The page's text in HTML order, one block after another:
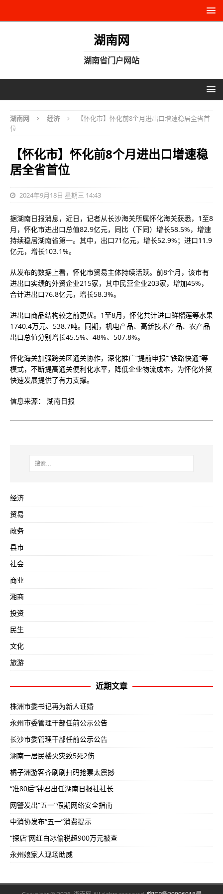
湖南网
湖南省门户网站
湖南网 经济
【怀化市】怀化前8个月进出口增速稳居全省首
位
【怀化市】怀化前8个月进出口增速稳
居全省首位
2024年9月18日 星期三 14:43
据湖南日报消息，近日，记者从长沙海关所属怀化海关获悉，1至8
月，怀化市进出口总值82.9亿元，同比（下同）增长58.5%，增速
持续稳居湖南省第一。其中，出口71亿元，增长52.9%；进口11.9
亿元，增长103.1%。
从发布的数据上看，怀化市贸易主体持续活跃。前8个月，该市有
进出口实绩的外贸企业215家，其中民营企业203家，增加45%，
合计进出口76.8亿元，增长58.3%。
进出口商品结构较之前更优。1至8月，怀化共计进口鲜榴莲等水果
1740.4万元、538.7吨。同期，机电产品、高新技术产品、农产品
出口总值分别增长45.5%、48%、507.8%。
怀化海关加强跨关区通关协作，深化推广“提前申报”“铁路快通”等
模式，不断提高通关便利化水平，降低企业物流成本，为怀化外贸
快速发展提供了有力支撑。
信息来源： 湖南日报
经济
贸易
政务
县市
社会
商业
湘商
投资
民生
文化
旅游
近期文章
株洲市委书记再为新人证婚
永州市委管理干部任前公示公告
长沙市委管理干部任前公示公告
湖南一居民楼火灾致5死2伤
橘子洲游客齐刷刷扫码抢票太震撼
“准80后”钟君出任湖南日报社社长
网警发出“五一”假期网络安全指南
中消协发布“五一”消费提示
“探店”网红白冰偷税超900万元被查
永州娘家人现场助威